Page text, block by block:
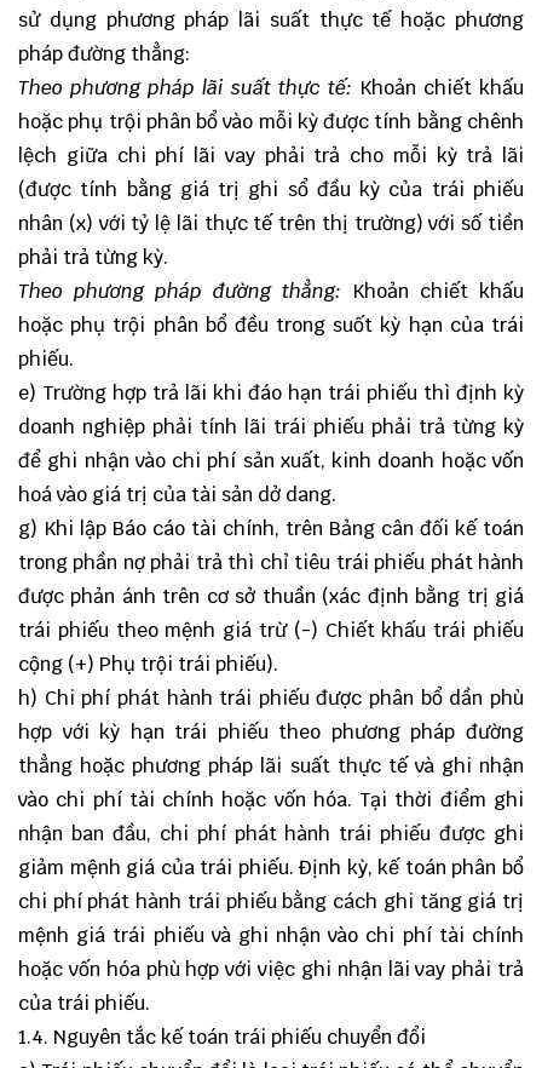
sử dụng phương pháp lãi suất thực tế hoặc phương
pháp đường thẳng:
Theo phương pháp lãi suất thực tế: Khoản chiết khấu
hoặc phụ trội phân bổ vào mỗi kỳ được tính bằng chênh
lệch giữa chi phí lãi vay phải trả cho mỗi kỳ trả lãi
(được tính bằng giá trị ghi sổ đầu kỳ của trái phiếu
nhân (x) với tỷ lệ lãi thực tế trên thị trường) với số tiền
phải trả từng kỳ.
Theo phương pháp đường thẳng: Khoản chiết khấu
hoặc phụ trội phân bổ đều trong suốt kỳ hạn của trái
phiếu.
e) Trường hợp trả lãi khi đáo hạn trái phiếu thì định kỳ
doanh nghiệp phải tính lãi trái phiếu phải trả từng kỳ
để ghi nhận vào chi phí sản xuất, kinh doanh hoặc vốn
hoá vào giá trị của tài sản dở dang.
g) Khi lập Báo cáo tài chính, trên Bảng cân đối kế toán
trong phần nợ phải trả thì chỉ tiêu trái phiếu phát hành
được phản ánh trên cơ sở thuần (xác định bằng trị giá
trái phiếu theo mệnh giá trừ (-) Chiết khấu trái phiếu
cộng (+) Phụ trội trái phiếu).
h) Chi phí phát hành trái phiếu được phân bổ dần phù
hợp với kỳ hạn trái phiếu theo phương pháp đường
thẳng hoặc phương pháp lãi suất thực tế và ghi nhận
vào chi phí tài chính hoặc vốn hóa. Tại thời điểm ghi
nhận ban đầu, chi phí phát hành trái phiếu được ghi
giảm mệnh giá của trái phiếu. Định kỳ, kế toán phân bổ
chi phí phát hành trái phiếu bằng cách ghi tăng giá trị
mệnh giá trái phiếu và ghi nhận vào chi phí tài chính
hoặc vốn hóa phù hợp với việc ghi nhận lãi vay phải trả
của trái phiếu.
1.4. Nguyên tắc kế toán trái phiếu chuyển đổi